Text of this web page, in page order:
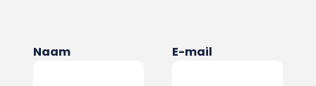
Naam E-mail